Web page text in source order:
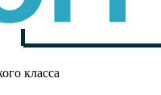
класса